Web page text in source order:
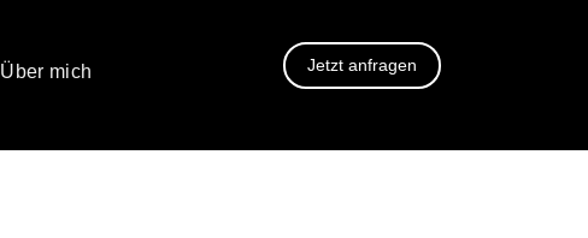
Über mich
Jetzt anfragen